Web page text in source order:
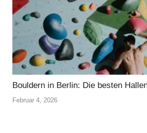
Bouldern in Berlin: Die besten
Februar 4, 2026